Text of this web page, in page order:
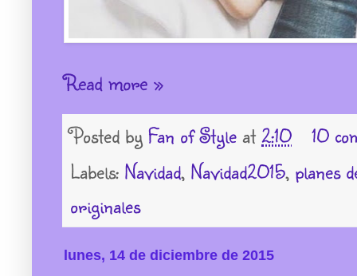
Read more »
Posted by Fan of Style at 2:10
10
Labels: Navidad, Navidad2015, planes
originales
lunes, 14 de diciembre de 2015